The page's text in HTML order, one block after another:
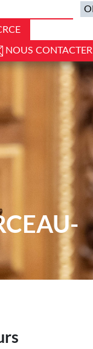
NOUS CONTACTER